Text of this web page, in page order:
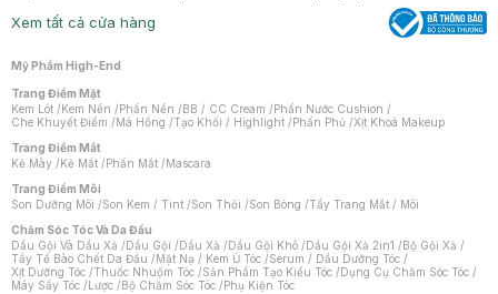
Xem tất cả cửa hàng
Mỹ Phẩm High-End
Trang Điểm Mặt
Kem Lót /Kem Nền /Phấn Nền /BB / CC Cream /Phấn Nước Cushion /
Che Khuyết Điểm /Má Hồng /Tạo Khối / Highlight /Phấn Phủ /Xịt Khoá Makeup
Trang Điểm Mắt
Kẻ Mày /Kẻ Mắt /Phấn Mắt /Mascara
Trang Điểm Môi
Son Dưỡng Môi /Son Kem / Tint /Son Thỏi /Son Bóng /Tẩy Trang Mắt / Môi
Chăm Sóc Tóc Và Da Đầu
Dầu Gội Và Dầu Xả /Dầu Gội /Dầu Xả /Dầu Gội Khô /Dầu Gội Xả 2in1 /Bộ Gội Xả /
Tẩy Tế Bào Chết Da Đầu /Mặt Nạ / Kem Ủ Tóc /Serum / Dầu Dưỡng Tóc /
Xịt Dưỡng Tóc /Thuốc Nhuộm Tóc /Sản Phẩm Tạo Kiểu Tóc /Dụng Cụ Chăm Sóc Tóc /
Máy Sấy Tóc /Lược /Bộ Chăm Sóc Tóc /Phụ Kiện Tóc